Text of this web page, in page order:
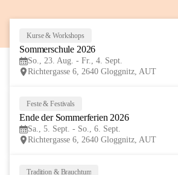
Kurse & Workshops
Sommerschule 2026
So., 23. Aug. - Fr., 4. Sept.
Richtergasse 6, 2640 Gloggnitz, AUT
Feste & Festivals
Ende der Sommerferien 2026
Sa., 5. Sept. - So., 6. Sept.
Richtergasse 6, 2640 Gloggnitz, AUT
Tradition & Brauchtum